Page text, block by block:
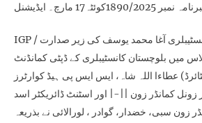
نمبر 1890/2025کوئٹہ17 مارچ۔ ایڈیشنل
IGP / کمانڈنٹ بلوچستان کانسٹیبلری آغا محمد یوسف کی زیر صدارت
میں بلوچستان کانسٹیبلری کے ڈپٹی کمانڈنٹ
عطاءا اللہ شاہ، ایس ایس پی ہیڈ کوارٹرز
زونل کمانڈر زون ||-| اور اسٹنٹ ڈائریکٹر اسد
زون سبی، خضدار، گوادر ، لورالائی نے بذریعہ